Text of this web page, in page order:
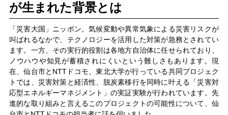
が生まれた背景とは
「災害大国」ニッポン。気候変動や異常気象による災害リスクが
叫ばれるなかで、テクノロジーを活用した対策が急務とされてい
ます。一方、その実行的役割は各地方自治体に任せられており、
ノウハウや知見が蓄積されにくいという難しさもあります。現
在、仙台市とNTTドコモ、東北大学が行っている共同プロジェク
トでは、災害対策と経済性、脱炭素移行を同時に叶える「災害対
応型エネルギーマネジメント」の実証実験が行われています。先
進的な取り組みと言えるこのプロジェクトの可能性について、仙